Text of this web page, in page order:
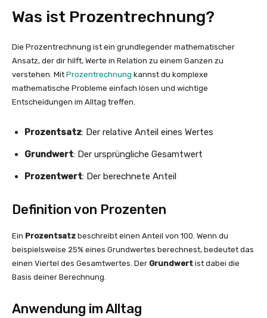
Was ist Prozentrechnung?
Die Prozentrechnung ist ein grundlegender mathematischer
Ansatz, der dir hilft, Werte in Relation zu einem Ganzen zu
verstehen. Mit Prozentrechnung kannst du komplexe
mathematische Probleme einfach lösen und wichtige
Entscheidungen im Alltag treffen.
Prozentsatz: Der relative Anteil eines Wertes
Grundwert: Der ursprüngliche Gesamtwert
Prozentwert: Der berechnete Anteil
Definition von Prozenten
Ein Prozentsatz beschreibt einen Anteil von 100. Wenn du
beispielsweise 25% eines Grundwertes berechnest, bedeutet das
einen Viertel des Gesamtwertes. Der Grundwert ist dabei die
Basis deiner Berechnung.
Anwendung im Alltag